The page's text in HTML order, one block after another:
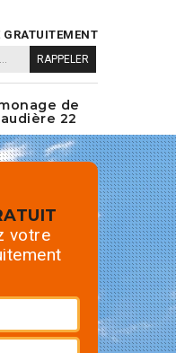
GRATUITEMENT
de
22
votre